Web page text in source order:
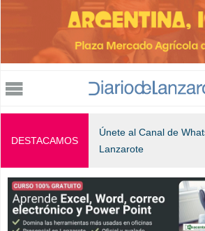
Jump to navigation
DESTACAMOS
Únete al Canal de
Lanzarote